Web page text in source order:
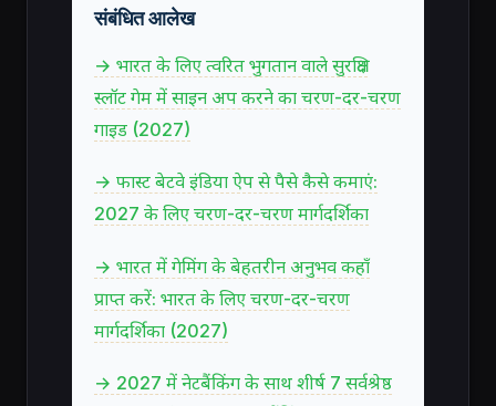
संबंधित आलेख
→ भारत के लिए त्वरित भुगतान वाले सुरक्षित
स्लॉट गेम में साइन अप करने का चरण-दर-चरण
गाइड (2027)
→ फास्ट बेटवे इंडिया ऐप से पैसे कैसे कमाएं:
2027 के लिए चरण-दर-चरण मार्गदर्शिका
→ भारत में गेमिंग के बेहतरीन अनुभव कहाँ
प्राप्त करें: भारत के लिए चरण-दर-चरण
मार्गदर्शिका (2027)
→ 2027 में नेटबैंकिंग के साथ शीर्ष 7 सर्वश्रेष्ठ